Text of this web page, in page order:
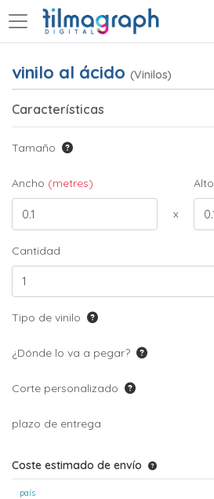
vinilo al ácido (Vinilos)
Características
Tamaño
Ancho (metres) Alto
x
Cantidad
Tipo de vinilo
¿Dónde lo va a pegar?
Corte personalizado
plazo de entrega
Coste estimado de envío
país